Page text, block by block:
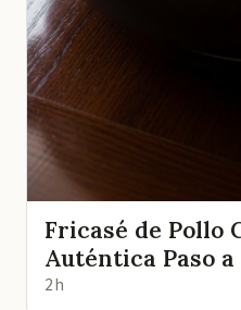
Fricasé de Pollo
Auténtica Paso a
2 h